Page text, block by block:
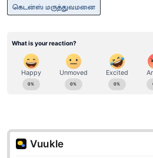
கெடன்ஸ் மருத்துவமனை